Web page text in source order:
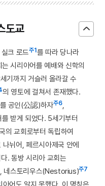
도교
크 로드주1 를 따라 당나라
시리아어를 예배와 신학의
기까지 거슬러 올라갈 수
의 영토에 걸쳐서 존재했다.
를 공인(公認)하자주6,
받게 되었다. 5세기부터
의 교회로부터 독립하여
뉘어, 페르시아제국 안에
. 동방 시리아 교회는
네스토리우스(Nestorius)주7
어도 알지 못했다. 이 명칭은